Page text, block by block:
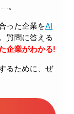
。
った企業をAI
質問に答える
企業がわかる!
るために、ぜ